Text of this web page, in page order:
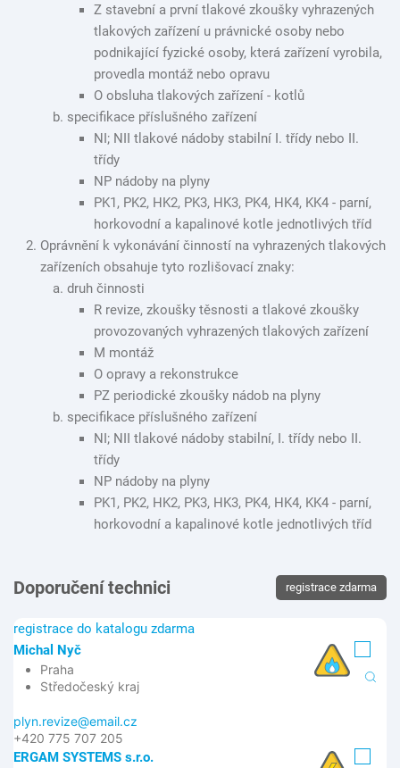
Z stavební a první tlakové zkoušky vyhrazených
tlakových zařízení u právnické osoby nebo
podnikající fyzické osoby, která zařízení vyrobila,
provedla montáž nebo opravu
O obsluha tlakových zařízení - kotlů
specifikace příslušného zařízení
NI; NII tlakové nádoby stabilní I. třídy nebo II.
třídy
NP nádoby na plyny
PK1, PK2, HK2, PK3, HK3, PK4, HK4, KK4 - parní,
horkovodní a kapalinové kotle jednotlivých tříd
Oprávnění k vykonávání činností na vyhrazených tlakových
zařízeních obsahuje tyto rozlišovací znaky:
druh činnosti
R revize, zkoušky těsnosti a tlakové zkoušky
provozovaných vyhrazených tlakových zařízení
M montáž
O opravy a rekonstrukce
PZ periodické zkoušky nádob na plyny
specifikace příslušného zařízení
NI; NII tlakové nádoby stabilní, I. třídy nebo II.
třídy
NP nádoby na plyny
PK1, PK2, HK2, PK3, HK3, PK4, HK4, KK4 - parní,
horkovodní a kapalinové kotle jednotlivých tříd
Doporučení technici registrace zdarma
registrace do katalogu zdarma
Michal Nyč
Praha
Středočeský kraj
plyn.revize@email.cz
+420 775 707 205
ERGAM SYSTEMS s.r.o.